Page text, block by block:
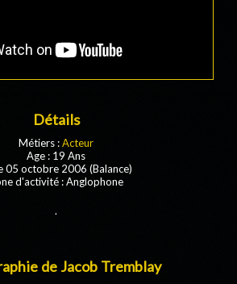
Détails
Métiers :Acteur
Age : 19 Ans
05 octobre 2006 (Balance)
d'activité : Anglophone
.
de Jacob Tremblay